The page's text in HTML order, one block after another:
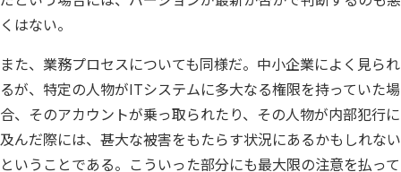
くはない。
また、業務プロセスについても同様だ。中小企業によく見られ
るが、特定の人物がITシステムに多大なる権限を持っていた場
合、そのアカウントが乗っ取られたり、その人物が内部犯行に
及んだ際には、甚大な被害をもたらす状況にあるかもしれない
ということである。こういった部分にも最大限の注意を払って